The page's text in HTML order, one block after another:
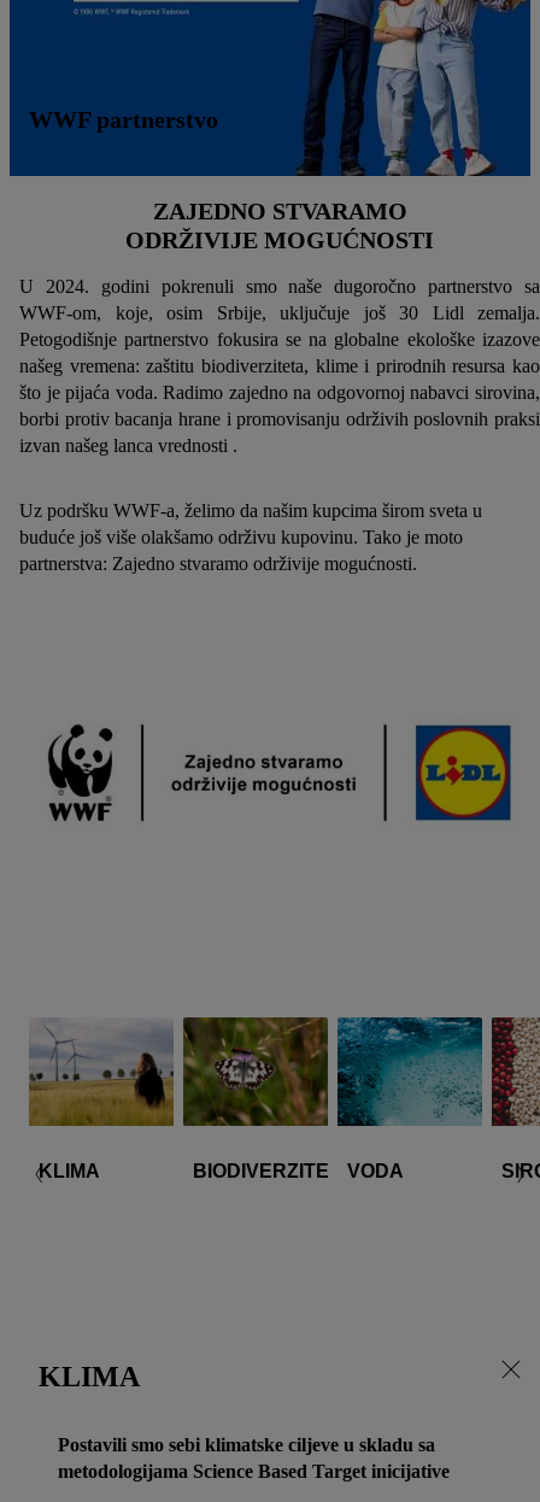
WWF partnerstvo
ZAJEDNO STVARAMO
ODRŽIVIJE MOGUĆNOSTI
U 2024. godini pokrenuli smo naše dugoročno partnerstvo sa
WWF-om, koje, osim Srbije, uključuje još 30 Lidl zemalja.
Petogodišnje partnerstvo fokusira se na globalne ekološke izazove
našeg vremena: zaštitu biodiverziteta, klime i prirodnih resursa kao
što je pijaća voda. Radimo zajedno na odgovornoj nabavci sirovina,
borbi protiv bacanja hrane i promovisanju održivih poslovnih praksi
izvan našeg lanca vrednosti .
Uz podršku WWF-a, želimo da našim kupcima širom sveta u
buduće još više olakšamo održivu kupovinu. Tako je moto
partnerstva: Zajedno stvaramo održivije mogućnosti.
KLIMA BIODIVERZITET VODA
KLIMA
Postavili smo sebi klimatske ciljeve u skladu sa
metodologijama Science Based Target inicijative